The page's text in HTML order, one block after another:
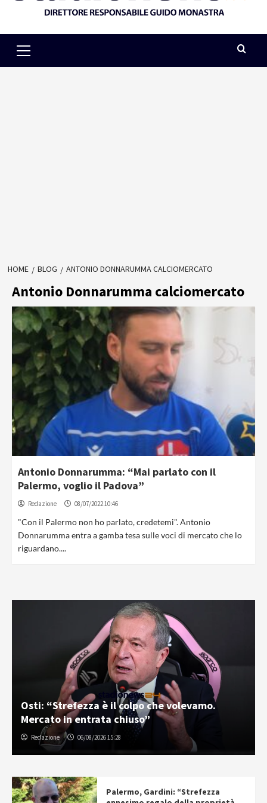
Menu
HOME BLOG ANTONIO DONNARUMMA CALCIOMERCATO
Antonio Donnarumma calciomercato
Antonio Donnarumma: “Mai parlato con il
Palermo, voglio il Padova”
Redazione 08/07/2022 10:46
"Con il Palermo non ho parlato, credetemi". Antonio
Donnarumma entra a gamba tesa sulle voci di mercato che lo
riguardano....
Osti: “Strefezza è il colpo che volevamo.
Mercato in entrata chiuso”
Redazione 06/08/2026 15:28
Palermo, Gardini: “Strefezza